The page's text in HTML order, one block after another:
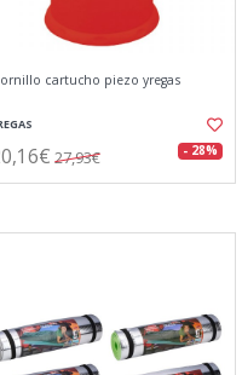
cartucho piezo yregas
27,93€ - 28%